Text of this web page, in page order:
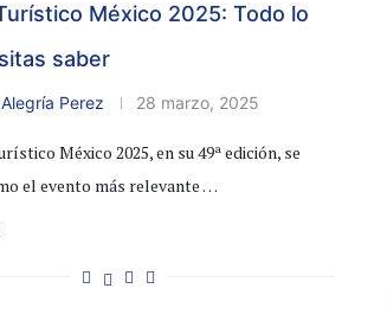
México 2025: Todo lo
saber
Perez 28 marzo, 2025
México 2025, en su 49ª edición, se
el evento más relevante …